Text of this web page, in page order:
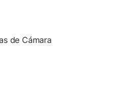
de Cámara